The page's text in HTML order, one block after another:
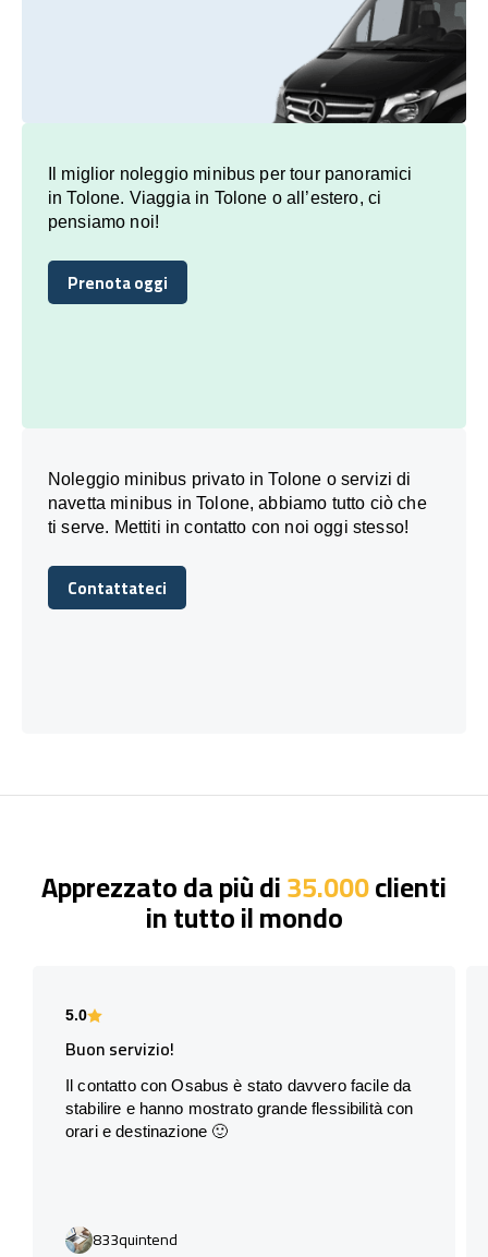
Il miglior noleggio minibus per tour panoramici
in Tolone. Viaggia in Tolone o all’estero, ci
pensiamo noi!
Prenota oggi
Prenota oggi
Noleggio minibus privato in Tolone o servizi di
navetta minibus in Tolone, abbiamo tutto ciò che
ti serve. Mettiti in contatto con noi oggi stesso!
Contattateci
Contattateci
Apprezzato da più di35.000clienti
in tutto il mondo
5.0
Buon servizio!
Il contatto con Osabus è stato davvero facile da
stabilire e hanno mostrato grande flessibilità con
orari e destinazione 🙂
833quintend